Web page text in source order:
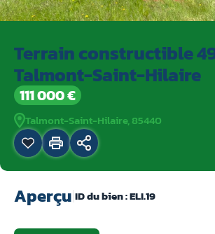
Terrain constructible
Talmont-Saint-Hilaire
111 000 €
Talmont-Saint-Hilaire, 85440
Aperçu ID du bien :ELI.19